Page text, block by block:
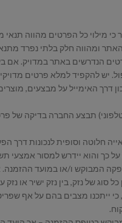
הנדרשים באתר במדויק. אם
יש להקפיד למלא פרטים
האימייל על מבצעים,
תבצע החברה בדיקה
המבוקש ו/או במועד ההזמנה.
סוג של נזק, בין נזק ישיר
ייתכנו מצבים בהם על אף